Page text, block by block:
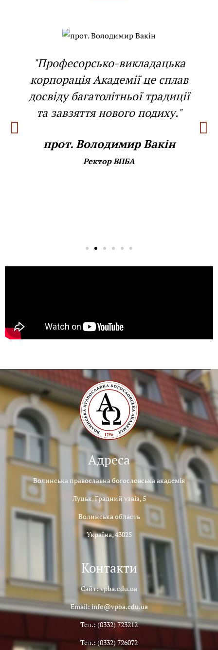
"Професорсько-викладацька
корпорація Академії це сплав
досвіду багатолітньої традиції
та завзяття нового подиху."
прот. Володимир Вакін
Ректор ВПБА
Адреса
Волинська православна богословська академія
Луцьк, Градний узвіз, 5
Волинська область
Україна, 43025
Контакти
Сайт: vpba.edu.ua
Email: info@vpba.edu.ua
Тел.: (0332) 723212
Тел.: (0332) 726072